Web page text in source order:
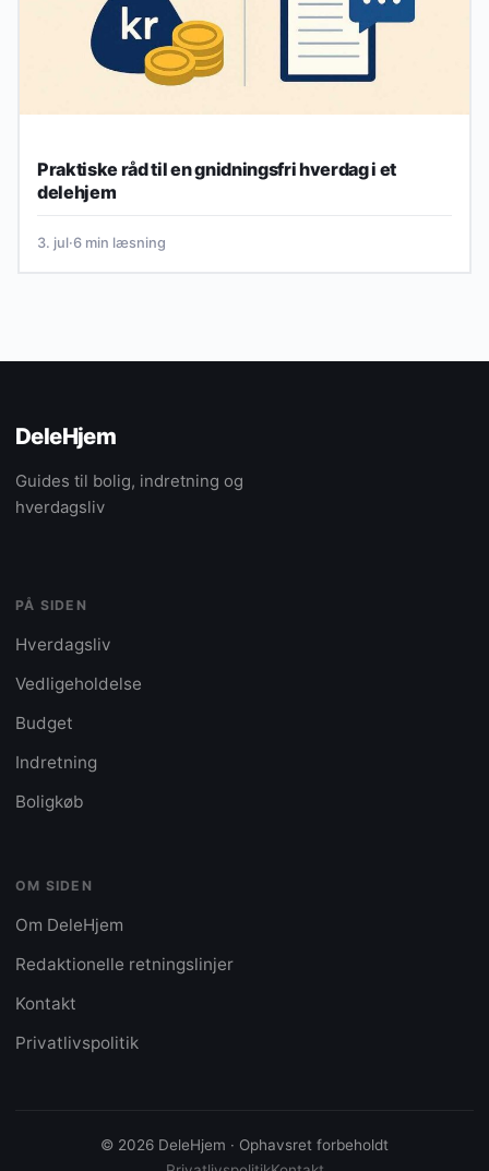
Praktiske råd til en gnidningsfri hverdag i et
delehjem
3. jul·6 min læsning
DeleHjem
Guides til bolig, indretning og
hverdagsliv
PÅ SIDEN
Hverdagsliv
Vedligeholdelse
Budget
Indretning
Boligkøb
OM SIDEN
Om DeleHjem
Redaktionelle retningslinjer
Kontakt
Privatlivspolitik
© 2026 DeleHjem · Ophavsret forbeholdt